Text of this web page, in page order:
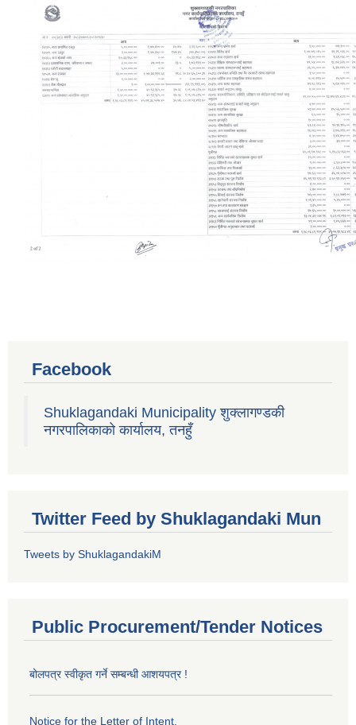
Facebook
Shuklagandaki Municipality शुक्लागण्डकी
नगरपालिकाको कार्यालय, तनहुँ
Twitter Feed by Shuklagandaki Mun
Tweets by ShuklagandakiM
Public Procurement/Tender Notices
बोलपत्र स्वीकृत गर्ने सम्बन्धी आशयपत्र !
Notice for the Letter of Intent.